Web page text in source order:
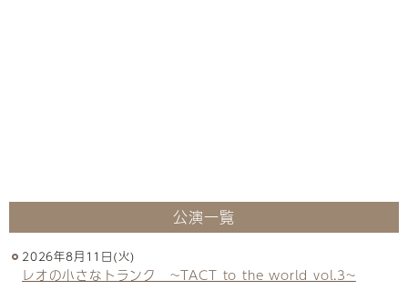
公演一覧
2026年8月11日(火)
レオの小さなトランク ~TACT to the world vol.3~